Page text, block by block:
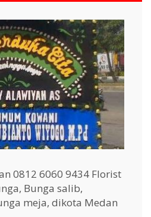
0812 6060 9434 Florist
Bunga salib,
meja, dikota Medan